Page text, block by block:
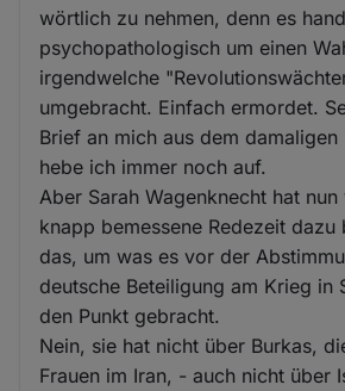
wörtlich zu nehmen, denn es
psychopathologisch um einen
irgendwelche
umgebracht. Einfach ermordet.
Brief an mich aus dem damaligen
hebe ich immer noch auf.
Aber Sarah Wagenknecht hat
knapp bemessene Redezeit dazu
das, um was es vor der
deutsche Beteiligung am Krieg in
den Punkt gebracht.
Nein, sie hat nicht über Burkas,
Frauen im Iran, - auch nicht über